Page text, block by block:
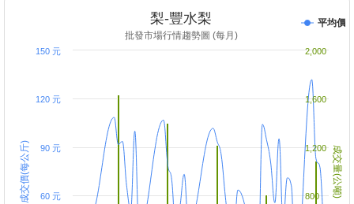
成交價(每公斤) 成交量(公噸)
梨-豐水梨
批發市場行情趨勢圖 (每月)
平均價
60 元
90 元
120 元
150 元
800
1,200
1,600
2,000